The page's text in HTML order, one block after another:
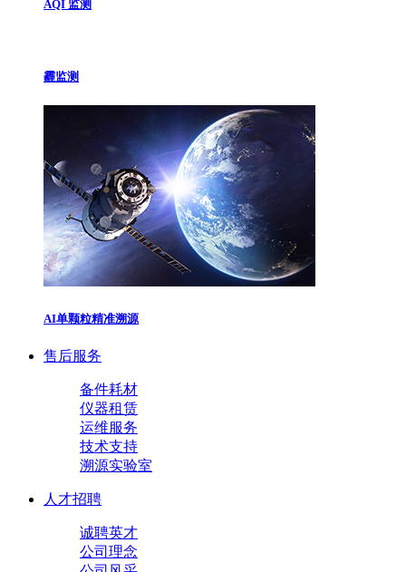
AQI 监测
霾监测
AI单颗粒精准溯源
售后服务
备件耗材
仪器租赁
运维服务
技术支持
溯源实验室
人才招聘
诚聘英才
公司理念